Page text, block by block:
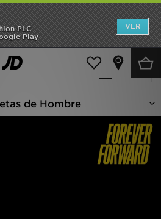
PLC
Play
VER
Ropa de hombre Camisetas
de Hombre